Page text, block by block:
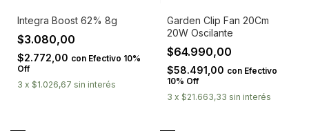
Integra Boost 62% 8g
$3.080,00
$2.772,00 con Efectivo 10%
Off
3 x $1.026,67 sin interés
Garden Clip Fan 20Cm
20W Oscilante
$64.990,00
$58.491,00 con Efectivo
10% Off
3 x $21.663,33 sin interés